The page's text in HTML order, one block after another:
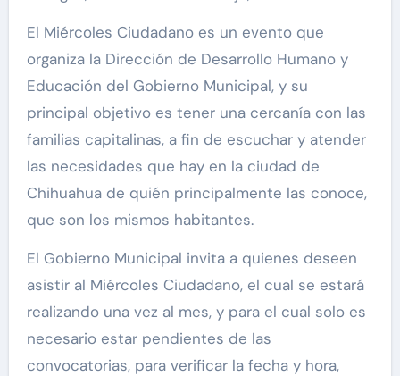
El Miércoles Ciudadano es un evento que
organiza la Dirección de Desarrollo Humano y
Educación del Gobierno Municipal, y su
principal objetivo es tener una cercanía con las
familias capitalinas, a fin de escuchar y atender
las necesidades que hay en la ciudad de
Chihuahua de quién principalmente las conoce,
que son los mismos habitantes.
El Gobierno Municipal invita a quienes deseen
asistir al Miércoles Ciudadano, el cual se estará
realizando una vez al mes, y para el cual solo es
necesario estar pendientes de las
convocatorias, para verificar la fecha y hora,